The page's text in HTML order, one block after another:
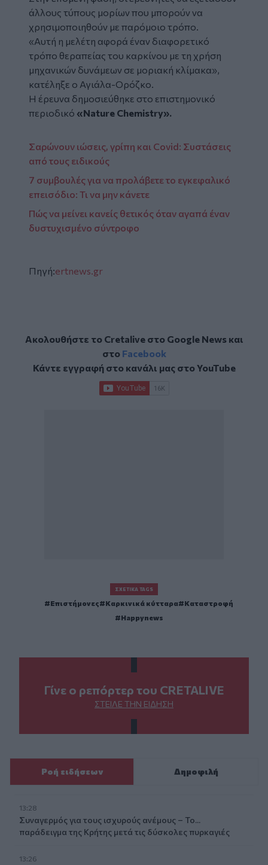
άλλους τύπους μορίων που μπορούν να
χρησιμοποιηθούν με παρόμοιο τρόπο.
«Αυτή η μελέτη αφορά έναν διαφορετικό
τρόπο θεραπείας του καρκίνου με τη χρήση
μηχανικών δυνάμεων σε μοριακή κλίμακα»,
κατέληξε ο Αγιάλα-Ορόζκο.
Η έρευνα δημοσιεύθηκε στο επιστημονικό
περιοδικό «Nature Chemistry».
Σαρώνουν ιώσεις, γρίπη και Covid: Συστάσεις
από τους ειδικούς
7 συμβουλές για να προλάβετε το εγκεφαλικό
επεισόδιο: Τι να μην κάνετε
Πώς να μείνει κανείς θετικός όταν αγαπά έναν
δυστυχισμένο σύντροφο
Πηγή:ertnews.gr
Ακολουθήστε το Cretalive στο Google Newsκαι
στο Facebook
Κάντε εγγραφή στο κανάλι μας στοYouTube
ΣΧΕΤΙΚΆ TAGS
Επιστήμονες Καρκινικά κύτταρα
Καταστροφή
Happynews
Γίνε ο ρεπόρτερ του CRETALIVE
ΣΤΕΊΛΕ ΤΗΝ ΕΊΔΗΣΗ
Ροή ειδήσεων Δημοφιλή
13:28
Συναγερμός για τους ισχυρούς ανέμους – Το...
παράδειγμα της Κρήτης μετά τις δύσκολες πυρκαγιές
13:26